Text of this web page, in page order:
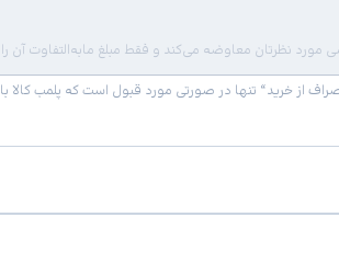
نظرتان معاوضه می‌کند و فقط مبلغ مابه‌التفاوت آن